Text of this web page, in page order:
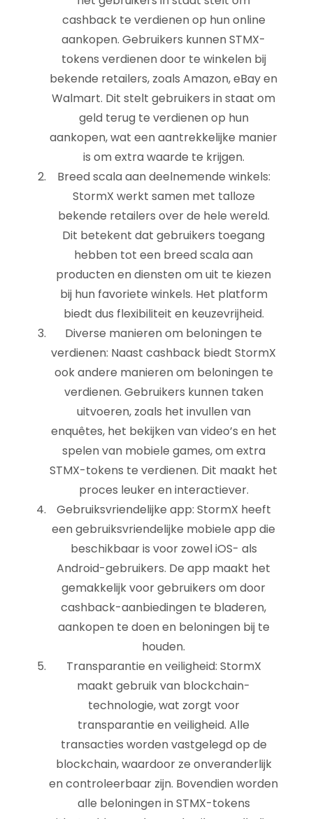
cashback te verdienen op hun online
aankopen. Gebruikers kunnen STMX-
tokens verdienen door te winkelen bij
bekende retailers, zoals Amazon, eBay en
Walmart. Dit stelt gebruikers in staat om
geld terug te verdienen op hun
aankopen, wat een aantrekkelijke manier
is om extra waarde te krijgen.
Breed scala aan deelnemende winkels:
StormX werkt samen met talloze
bekende retailers over de hele wereld.
Dit betekent dat gebruikers toegang
hebben tot een breed scala aan
producten en diensten om uit te kiezen
bij hun favoriete winkels. Het platform
biedt dus flexibiliteit en keuzevrijheid.
Diverse manieren om beloningen te
verdienen: Naast cashback biedt StormX
ook andere manieren om beloningen te
verdienen. Gebruikers kunnen taken
uitvoeren, zoals het invullen van
enquêtes, het bekijken van video’s en het
spelen van mobiele games, om extra
STMX-tokens te verdienen. Dit maakt het
proces leuker en interactiever.
Gebruiksvriendelijke app: StormX heeft
een gebruiksvriendelijke mobiele app die
beschikbaar is voor zowel iOS- als
Android-gebruikers. De app maakt het
gemakkelijk voor gebruikers om door
cashback-aanbiedingen te bladeren,
aankopen te doen en beloningen bij te
houden.
Transparantie en veiligheid: StormX
maakt gebruik van blockchain-
technologie, wat zorgt voor
transparantie en veiligheid. Alle
transacties worden vastgelegd op de
blockchain, waardoor ze onveranderlijk
en controleerbaar zijn. Bovendien worden
alle beloningen in STMX-tokens